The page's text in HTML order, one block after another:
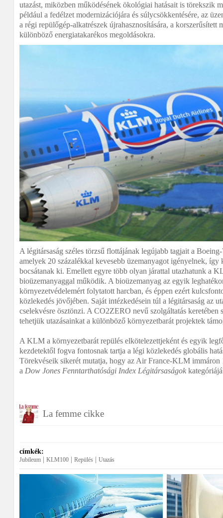
utazást, miközben működésének ökológiai hatásait is törekszik
például a fedélzet modernizációjára és súlycsökkentésére, az
a régi repülőgép-alkatrészek újrahasznosítására, a korszerűsített
különböző energiatakarékos megoldásokra.
A légitársaság széles törzsű flottájának legújabb tagjait a
amelyek 20 százalékkal kevesebb üzemanyagot igényelnek, így
bocsátanak ki. Emellett egyre több olyan járattal utazhatunk a
bioüzemanyaggal működik. A bioüzemanyag az egyik
környezetvédelemért folytatott harcban, és éppen ezért
közlekedés jövőjében. Saját intézkedésein túl a légitársaság az
cselekvésre ösztönzi. A CO2ZERO nevű szolgáltatás keretében
tehetjük utazásainkat a különböző környezetbarát projektek
A KLM a környezetbarát repülés elkötelezettjeként és egyik
kezdetektől fogva fontosnak tartja a légi közlekedés globális
Törekvéseik sikerét mutatja, hogy az Air France-KLM immáron
a Dow Jones Fenntarthatósági Index Légitársaságok
La femme cikke
címkék:
Jubileum KLM100 Repülés Utazás